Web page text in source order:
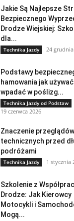
Jakie Są Najlepsze
Bezpiecznego
Drodze Wiejskiej:
dla...
Technika Jazdy 24
Podstawy
hamowania jak używać
wpadać w poślizg...
Technika Jazdy od Podstaw
19 czerwca 2026
Znaczenie przeglądów
technicznych przed
podróżami
Technika Jazdy 1 stycznia
Szkolenie z
Drodze: Jak Kierowcy
Motocykli i
Mogą...